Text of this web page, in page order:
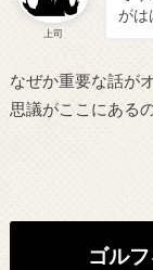
上司
がは
なぜか重要な話が
思議がここにある
ゴル